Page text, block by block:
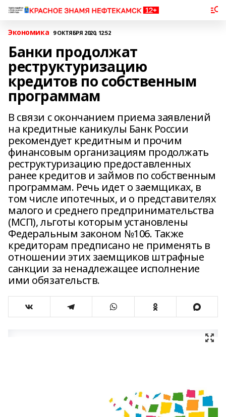
Экономика 9 ОКТЯБРЯ 2020, 12:52
Банки продолжат
реструктуризацию
кредитов по собственным
программам
В связи с окончанием приема заявлений
на кредитные каникулы Банк России
рекомендует кредитным и прочим
финансовым организациям продолжать
реструктуризацию предоставленных
ранее кредитов и займов по собственным
программам. Речь идет о заемщиках, в
том числе ипотечных, и о представителях
малого и среднего предпринимательства
(МСП), льготы которым установлены
Федеральным законом №106. Также
кредиторам предписано не применять в
отношении этих заемщиков штрафные
санкции за ненадлежащее исполнение
ими обязательств.